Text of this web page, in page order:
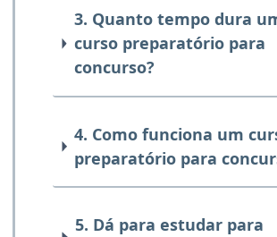
3. Quanto tempo dura
curso preparatório para
concurso?
4. Como funciona um
preparatório para
5. Dá para estudar para